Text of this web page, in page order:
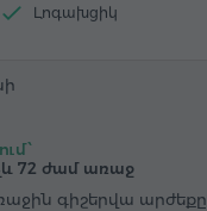
Լոգախցիկ
72 ժամ առաջ
գիշերվա արժեքը